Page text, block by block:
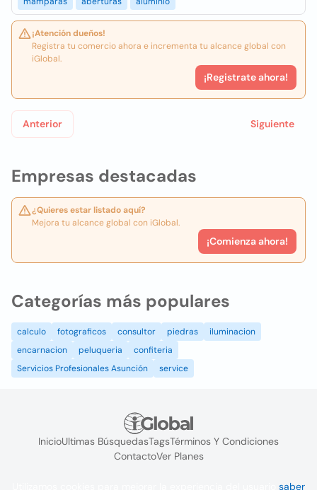
Empresas destacadas
¿Quieres estar listado aquí?
Mejora tu alcance global con iGlobal.
¡Comienza ahora!
¡Atención dueños!
Registra tu comercio ahora e incrementa tu alcance global con
iGlobal.
¡Registrate ahora!
Anterior Siguiente
Categorías más populares
calculo fotograficos consultor piedras
iluminacion
encarnacion
peluqueria
confiteria
Servicios Profesionales Asunción
service
InicioUltimas BúsquedasTagsTérminos Y Condiciones
ContactoVer Planes
saber